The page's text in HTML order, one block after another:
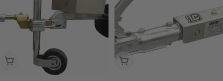
Išparduota Išparduota